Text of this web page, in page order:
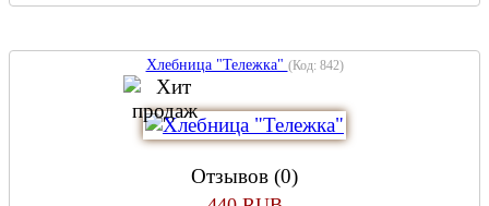
Хлебница "Тележка" (Код: 842)
Отзывов (0)